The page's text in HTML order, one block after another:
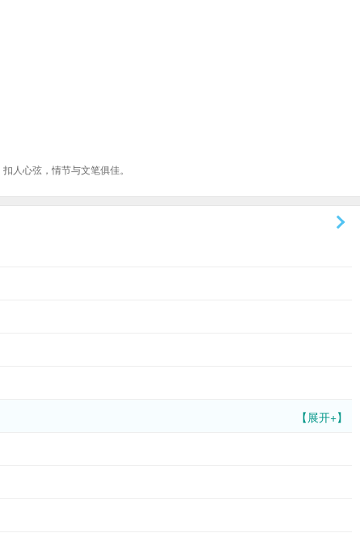
人心弦，情节与文笔俱佳。
【展开+】